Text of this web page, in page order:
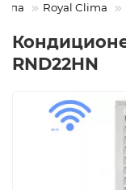
Royal Clima
RND22HN